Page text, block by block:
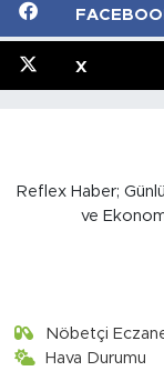
X
Reflex Haber;
ve
Nöbetçi
Hava Durumu